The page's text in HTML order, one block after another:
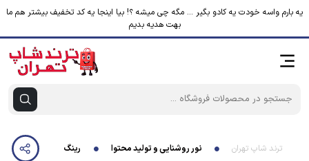
یه بارم واسه خودت یه کادو بگیر ... مگه چی میشه ؟! بیا اینجا یه کد تخفیف بیشتر هم ما
بهت هدیه بدیم
ترند شاپ تهران نور روشنایی و تولید محتوا رینگ لایت مدل LJJ-22 K